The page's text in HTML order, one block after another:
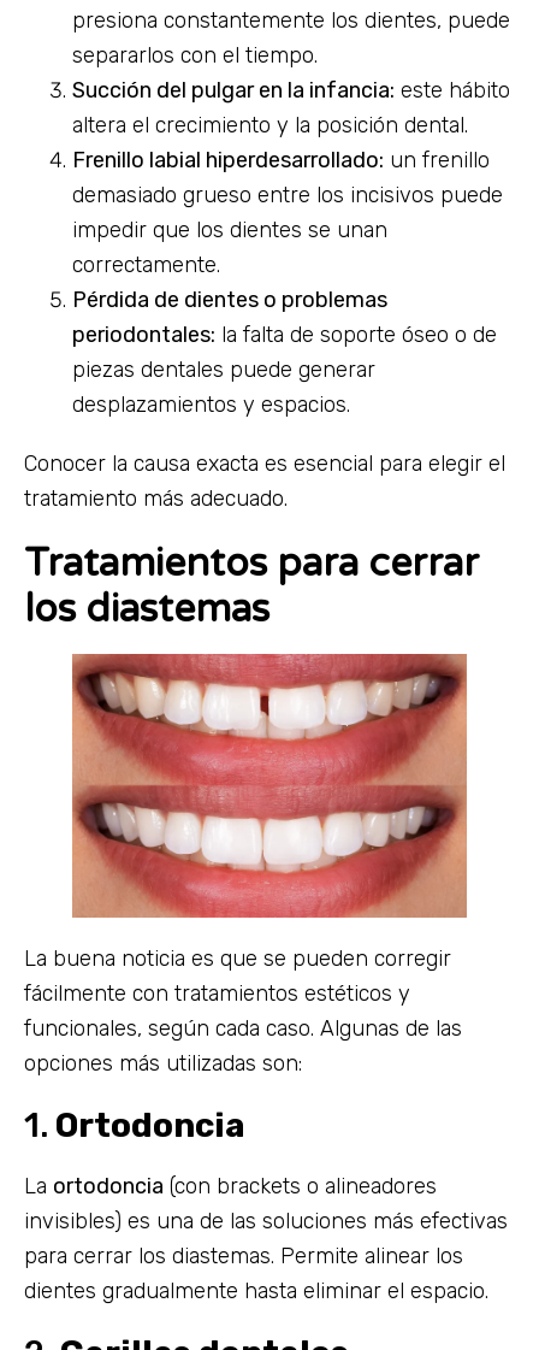
presiona constantemente los dientes, puede
separarlos con el tiempo.
Succión del pulgar en la infancia: este hábito
altera el crecimiento y la posición dental.
Frenillo labial hiperdesarrollado: un frenillo
demasiado grueso entre los incisivos puede
impedir que los dientes se unan
correctamente.
Pérdida de dientes o problemas
periodontales: la falta de soporte óseo o de
piezas dentales puede generar
desplazamientos y espacios.
Conocer la causa exacta es esencial para elegir el
tratamiento más adecuado.
Tratamientos para cerrar
los diastemas
La buena noticia es que se pueden corregir
fácilmente con tratamientos estéticos y
funcionales, según cada caso. Algunas de las
opciones más utilizadas son:
1. Ortodoncia
La ortodoncia (con brackets o alineadores
invisibles) es una de las soluciones más efectivas
para cerrar los diastemas. Permite alinear los
dientes gradualmente hasta eliminar el espacio.